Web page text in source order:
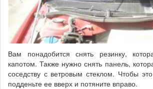
Вам понадобится снять резинку,
капотом. Также нужно снять панель,
соседству с ветровым стеклом. Чтобы
подденьте ее вверх и потяните вправо.